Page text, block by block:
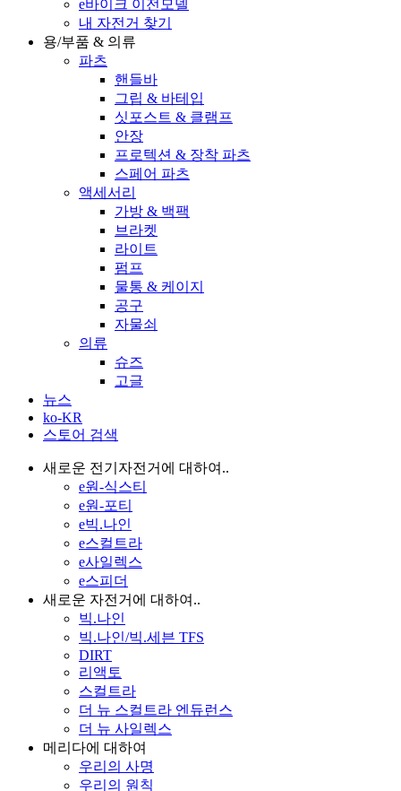
e바이크 이전모델
내 자전거 찾기
용/부품 & 의류
파츠
핸들바
그립 & 바테입
싯포스트 & 클램프
안장
프로텍션 & 장착 파츠
스페어 파츠
액세서리
가방 & 백팩
브라켓
라이트
펌프
물통 & 케이지
공구
자물쇠
의류
슈즈
고글
뉴스
ko-KR
스토어 검색
새로운 전기자전거에 대하여..
e원-식스티
e원-포티
e빅.나인
e스컬트라
e사일렉스
e스피더
새로운 자전거에 대하여..
빅.나인
빅.나인/빅.세븐 TFS
DIRT
리액토
스컬트라
더 뉴 스컬트라 엔듀런스
더 뉴 사일렉스
메리다에 대하여
우리의 사명
우리의 원칙